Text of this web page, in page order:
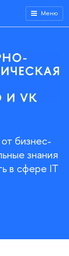
Меню
бизнес-
знания
в сфере IT